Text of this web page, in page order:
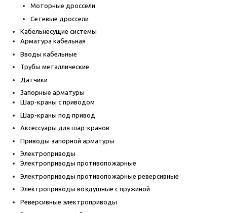
Моторные дроссели
Сетевые дроссели
Кабельнесущие системы
Арматура кабельная
Вводы кабельные
Трубы металлические
Датчики
Запорные арматуры
Шар-краны с приводом
Шар-краны под привод
Аксессуары для шар-кранов
Приводы запорной арматуры
Электроприводы
Электроприводы противопожарные
Электроприводы противопожарные реверсивные
Электроприводы воздушные с пружиной
Реверсивные электроприводы